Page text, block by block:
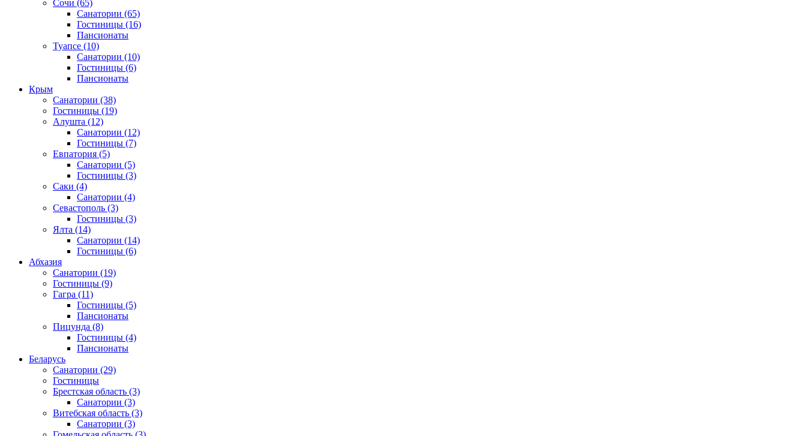
Сочи (65)
Санатории (65)
Гостиницы (16)
Пансионаты
Туапсе (10)
Санатории (10)
Гостиницы (6)
Пансионаты
Крым
Санатории (38)
Гостиницы (19)
Алушта (12)
Санатории (12)
Гостиницы (7)
Евпатория (5)
Санатории (5)
Гостиницы (3)
Саки (4)
Санатории (4)
Севастополь (3)
Гостиницы (3)
Ялта (14)
Санатории (14)
Гостиницы (6)
Абхазия
Санатории (19)
Гостиницы (9)
Гагра (11)
Гостиницы (5)
Пансионаты
Пицунда (8)
Гостиницы (4)
Пансионаты
Беларусь
Санатории (29)
Гостиницы
Брестская область (3)
Санатории (3)
Витебская область (3)
Санатории (3)